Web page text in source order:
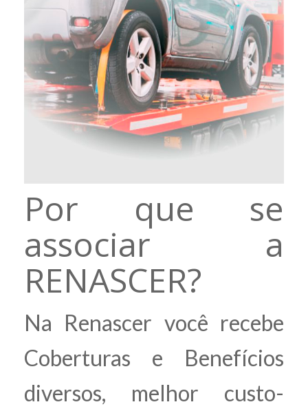
Por que se
associar a
RENASCER?
Na Renascer você recebe
Coberturas e Benefícios
diversos, melhor custo-